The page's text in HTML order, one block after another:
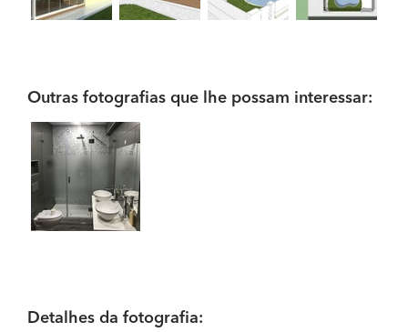
Outras fotografias que lhe possam interessar:
Detalhes da fotografia: